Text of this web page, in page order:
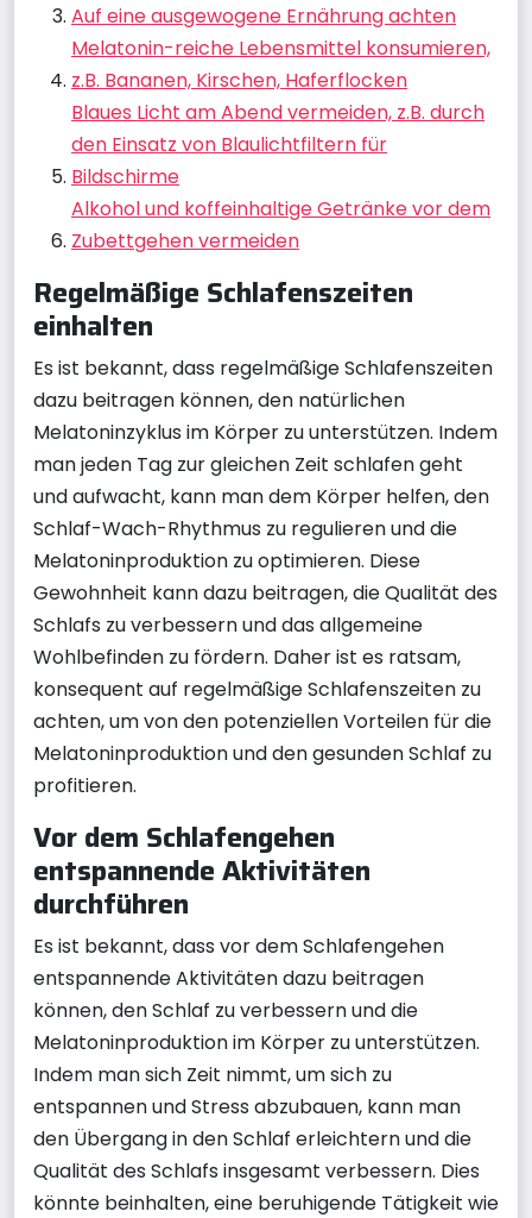
Auf eine ausgewogene Ernährung achten
Melatonin-reiche Lebensmittel konsumieren,
z.B. Bananen, Kirschen, Haferflocken
Blaues Licht am Abend vermeiden, z.B. durch
den Einsatz von Blaulichtfiltern für
Bildschirme
Alkohol und koffeinhaltige Getränke vor dem
Zubettgehen vermeiden
Regelmäßige Schlafenszeiten
einhalten
Es ist bekannt, dass regelmäßige Schlafenszeiten
dazu beitragen können, den natürlichen
Melatoninzyklus im Körper zu unterstützen. Indem
man jeden Tag zur gleichen Zeit schlafen geht
und aufwacht, kann man dem Körper helfen, den
Schlaf-Wach-Rhythmus zu regulieren und die
Melatoninproduktion zu optimieren. Diese
Gewohnheit kann dazu beitragen, die Qualität des
Schlafs zu verbessern und das allgemeine
Wohlbefinden zu fördern. Daher ist es ratsam,
konsequent auf regelmäßige Schlafenszeiten zu
achten, um von den potenziellen Vorteilen für die
Melatoninproduktion und den gesunden Schlaf zu
profitieren.
Vor dem Schlafengehen
entspannende Aktivitäten
durchführen
Es ist bekannt, dass vor dem Schlafengehen
entspannende Aktivitäten dazu beitragen
können, den Schlaf zu verbessern und die
Melatoninproduktion im Körper zu unterstützen.
Indem man sich Zeit nimmt, um sich zu
entspannen und Stress abzubauen, kann man
den Übergang in den Schlaf erleichtern und die
Qualität des Schlafs insgesamt verbessern. Dies
könnte beinhalten, eine beruhigende Tätigkeit wie